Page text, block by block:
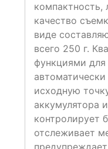
компактность,
качество
виде
всего 250 г.
функциями для
исходную
аккумулятора
контролирует
отслеживает